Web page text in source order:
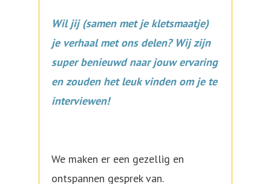
Wil jij (samen met je kletsmaatje)
je verhaal met ons delen? Wij zijn
super benieuwd naar jouw ervaring
en zouden het leuk vinden om je te
interviewen!
We maken er een gezellig en
ontspannen gesprek van.